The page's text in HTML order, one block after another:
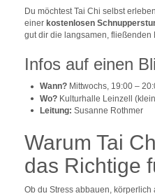
Du möchtest Tai Chi selbst
einer kostenlosen
gut dir die langsamen, fließenden
Infos auf einen
Wann? Mittwochs, 19:00 –
Wo? Kulturhalle Leinzell
Leitung: Susanne Rothmer
Warum Tai
das Richtige
Ob du Stress abbauen,